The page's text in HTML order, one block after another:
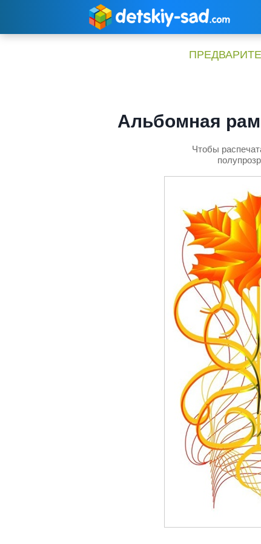
Альбомная
Чтобы